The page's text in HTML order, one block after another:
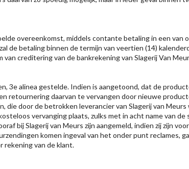
overeenkomst, middels contante betaling in een van
de betaling binnen de termijn van veertien (14)
creditering van de bankrekening van Slagerij Van
3e alinea gestelde. Indien is aangetoond, dat de
retournering daarvan te vervangen door nieuwe
door de betrokken leverancier van Slagerij van Meurs
vervanging plaats, zulks met in acht name van de
bij Slagerij van Meurs zijn aangemeld, indien zij zijn
komen ingeval van het onder punt reclames,
rekening van de klant.